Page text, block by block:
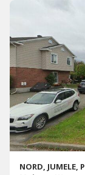
NORD, JUMELE,